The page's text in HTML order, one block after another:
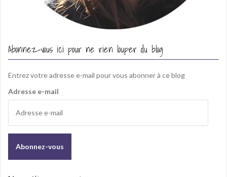
Abonnez-vous ici pour ne rien louper du blog
Entrez votre adresse e-mail pour vous abonner à ce blog
Adresse e-mail